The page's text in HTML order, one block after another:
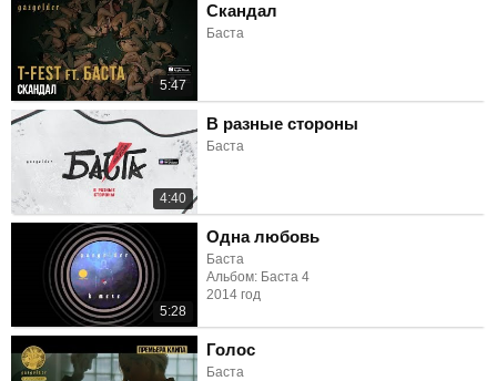
5:47
Скандал
Баста
4:40
В разные стороны
Баста
5:28
Одна любовь
Баста
Альбом: Баста 4
2014 год
Голос
Баста